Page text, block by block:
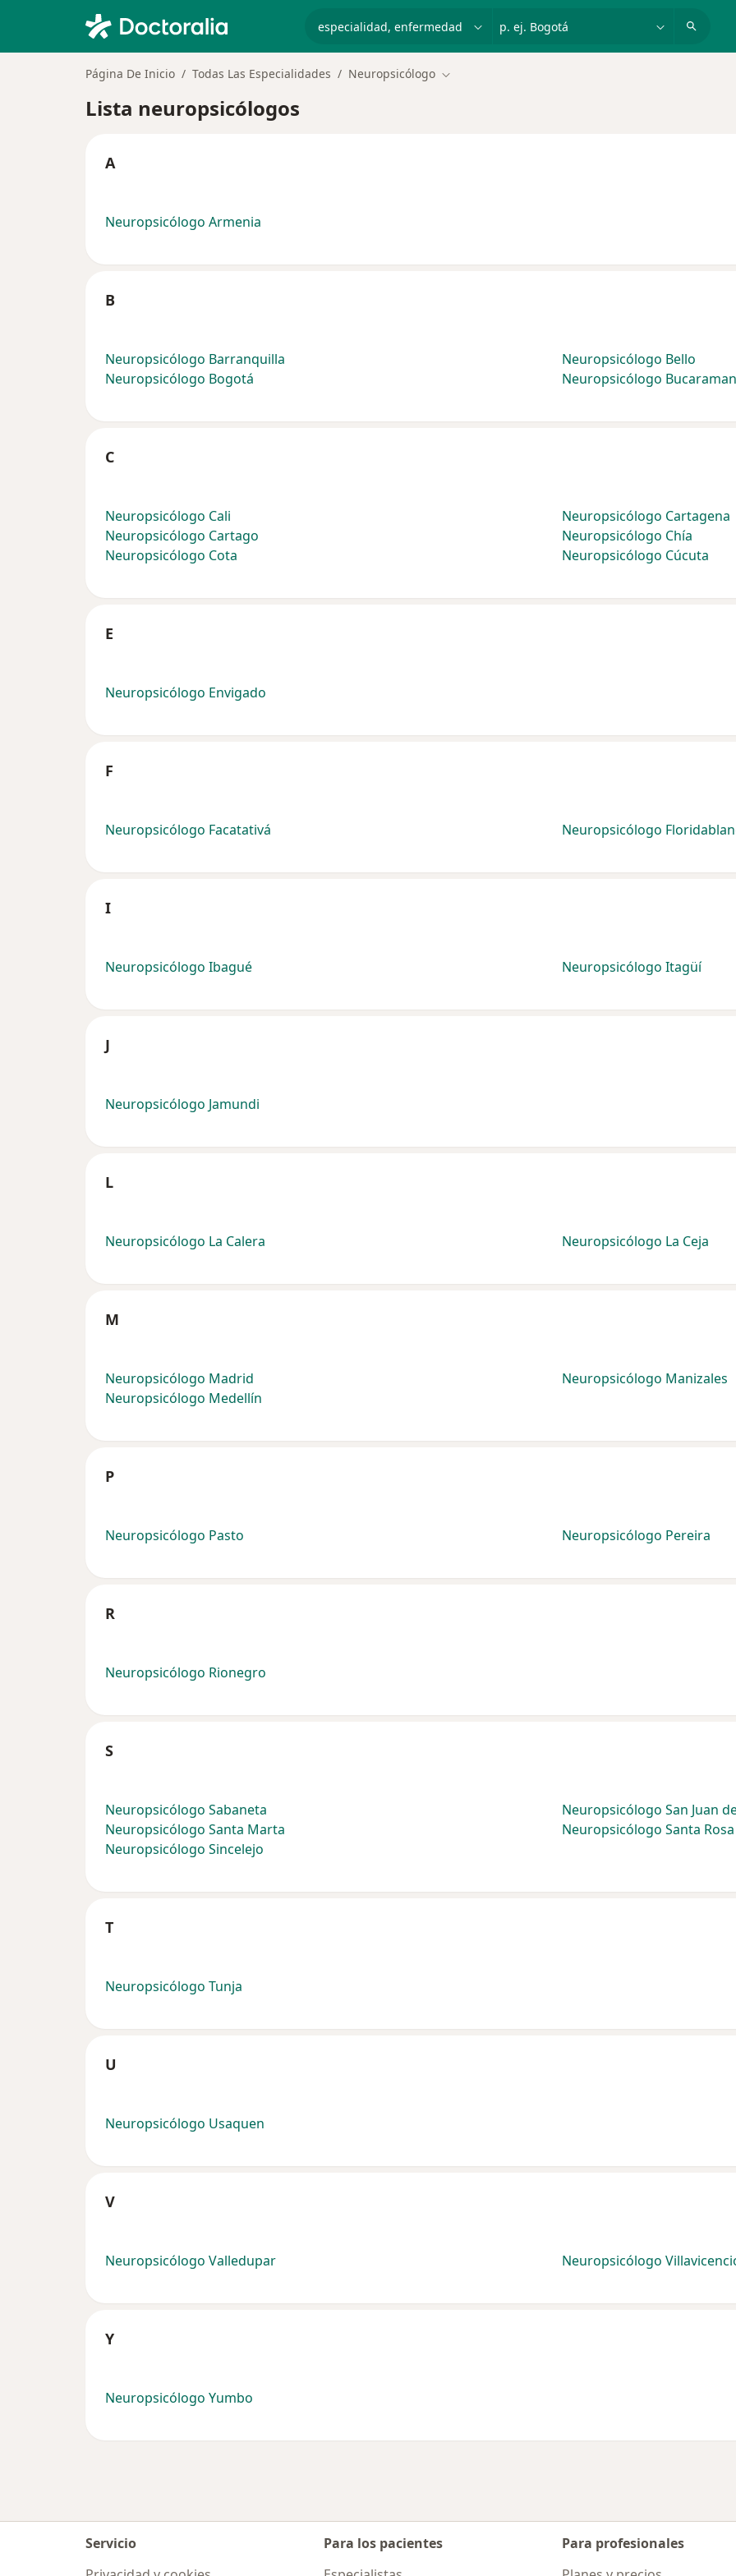
p. ej. Bogotá
Página De Inicio Todas Las Especialidades Neuropsicólogo Cambiar de ciudad
Lista neuropsicólogos
A
Neuropsicólogo Armenia
B
Neuropsicólogo Barranquilla
Neuropsicólogo Bello
Neuropsicólogo Bogotá
Neuropsicólogo
C
Neuropsicólogo Cali
Neuropsicólogo Cartagena
Neuropsicólogo Cartago
Neuropsicólogo Chía
Neuropsicólogo Cota
Neuropsicólogo Cúcuta
E
Neuropsicólogo Envigado
F
Neuropsicólogo Facatativá Neuropsicólogo
I
Neuropsicólogo Ibagué Neuropsicólogo Itagüí
J
Neuropsicólogo Jamundi
L
Neuropsicólogo La Calera Neuropsicólogo La Ceja
M
Neuropsicólogo Madrid
Neuropsicólogo Manizales
Neuropsicólogo Medellín
P
Neuropsicólogo Pasto Neuropsicólogo Pereira
R
Neuropsicólogo Rionegro
S
Neuropsicólogo Sabaneta
Neuropsicólogo San Juan
Neuropsicólogo Santa Marta
Neuropsicólogo Santa
Neuropsicólogo Sincelejo
T
Neuropsicólogo Tunja
U
Neuropsicólogo Usaquen
V
Neuropsicólogo Valledupar Neuropsicólogo
Y
Neuropsicólogo Yumbo
Servicio
Para los pacientes
Para profesionales